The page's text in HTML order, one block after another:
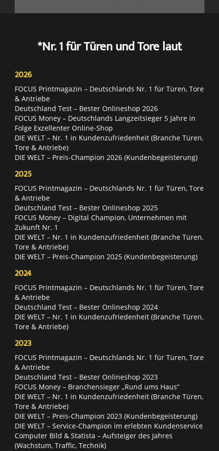
*Nr. 1 für Türen und Tore laut
2026
FOCUS Printmagazin – Deutschlands Nr. 1 für Türen, Tore
& Antriebe
Deutschland Test – Bester Onlineshop 2026
FOCUS Money – Deutschlands Langzeitsieger 5 Jahre in
Folge Exzellenter Online-Shop
DIE WELT – Nr. 1 in Kundenzufriedenheit (Branche Türen,
Tore & Antriebe)
DIE WELT – Preis-Champion 2026 (Kundenbegeisterung)
2025
FOCUS Printmagazin – Deutschlands Nr. 1 für Türen, Tore
& Antriebe
Deutschland Test – Bester Onlineshop 2025
FOCUS Money – Digital Champion, Unternehmen mit
Zukunft Nr. 1
DIE WELT – Nr. 1 in Kundenzufriedenheit (Branche Türen,
Tore & Antriebe)
DIE WELT – Preis-Champion 2025 (Kundenbegeisterung)
2024
FOCUS Printmagazin – Deutschlands Nr. 1 für Türen, Tore
& Antriebe
Deutschland Test – Bester Onlineshop 2024
DIE WELT – Nr. 1 in Kundenzufriedenheit (Branche Türen,
Tore & Antriebe)
2023
FOCUS Printmagazin – Deutschlands Nr. 1 für Türen, Tore
& Antriebe
Deutschland Test – Bester Onlineshop 2023
FOCUS Money – Branchensieger „Rund ums Haus“
DIE WELT – Nr. 1 in Kundenzufriedenheit (Branche Türen,
Tore & Antriebe)
DIE WELT – Preis-Champion 2023 (Kundenbegeisterung)
DIE WELT – Service-Champion im erlebten Kundenservice
Computer Bild & Statista – Aufsteiger des Jahres
(Wachstum, Traffic, Technik)